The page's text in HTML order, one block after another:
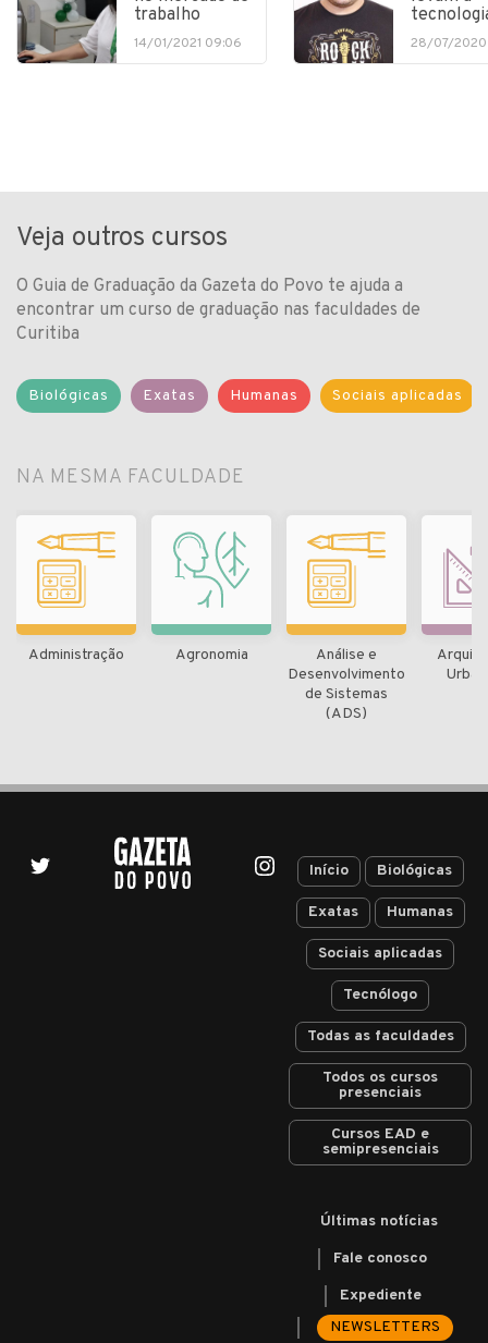
trabalho
14/01/2021 09:06 28/07/2020
Veja outros cursos
O Guia de Graduação da Gazeta do Povo te ajuda a
encontrar um curso de graduação nas faculdades de
Curitiba
Biológicas Exatas Humanas Sociais aplicadas
NA MESMA FACULDADE
Administração Agronomia
Análise e
Desenvolvimento
de Sistemas
(ADS)
Início Biológicas
Exatas Humanas
Sociais aplicadas
Tecnólogo
Todas as faculdades
Todos os cursos
presenciais
Cursos EAD e
semipresenciais
Últimas notícias
Fale conosco
Expediente
NEWSLETTERS